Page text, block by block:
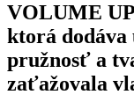
VOLUME
ktorá dodáva
pružnosť a
zaťažovala